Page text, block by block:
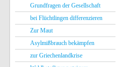
Grundfragen der Gesellschaft
bei Flüchtlingen differenzieren
Zur Maut
Asylmißbrauch bekämpfen
zur Griechenlandkrise